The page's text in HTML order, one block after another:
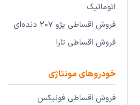
اتوماتیک
فروش اقساطی پژو ۲۰۷ دنده‌ای
فروش اقساطی تارا
خودروهای مونتاژی
فروش اقساطی فونیکس